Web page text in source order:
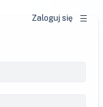
Zaloguj się